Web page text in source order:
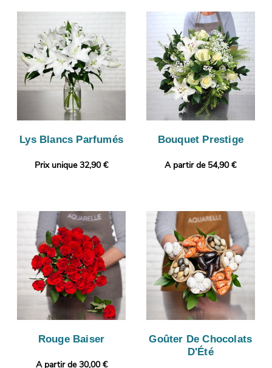
Lys Blancs Parfumés
Prix unique 32,90 €
Bouquet Prestige
A partir de 54,90 €
Rouge Baiser
A partir de 30,00 €
Goûter De Chocolats
D'Été